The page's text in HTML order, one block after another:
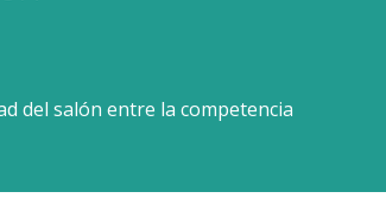
del salón entre la competencia